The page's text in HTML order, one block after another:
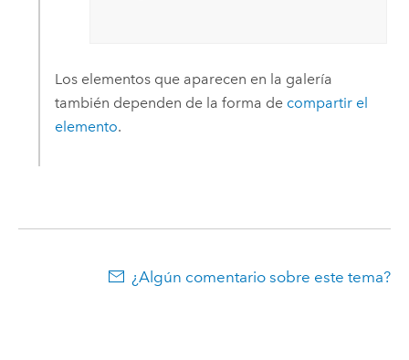
Los elementos que aparecen en la galería
también dependen de la forma de compartir el
elemento.
¿Algún comentario sobre este tema?